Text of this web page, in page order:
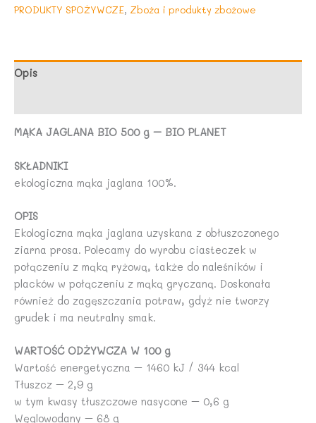
PLANET
PRODUKTY SPOŻYWCZE, Zboża i produkty zbożowe
Opis
MĄKA JAGLANA BIO 500 g – BIO PLANET
SKŁADNIKI
ekologiczna mąka jaglana 100%.
OPIS
Ekologiczna mąka jaglana uzyskana z obłuszczonego
ziarna prosa. Polecamy do wyrobu ciasteczek w
połączeniu z mąką ryżową, także do naleśników i
placków w połączeniu z mąką gryczaną. Doskonała
również do zagęszczania potraw, gdyż nie tworzy
grudek i ma neutralny smak.
WARTOŚĆ ODŻYWCZA W 100 g
Wartość energetyczna – 1460 kJ / 344 kcal
Tłuszcz – 2,9 g
w tym kwasy tłuszczowe nasycone – 0,6 g
Węglowodany – 68 g